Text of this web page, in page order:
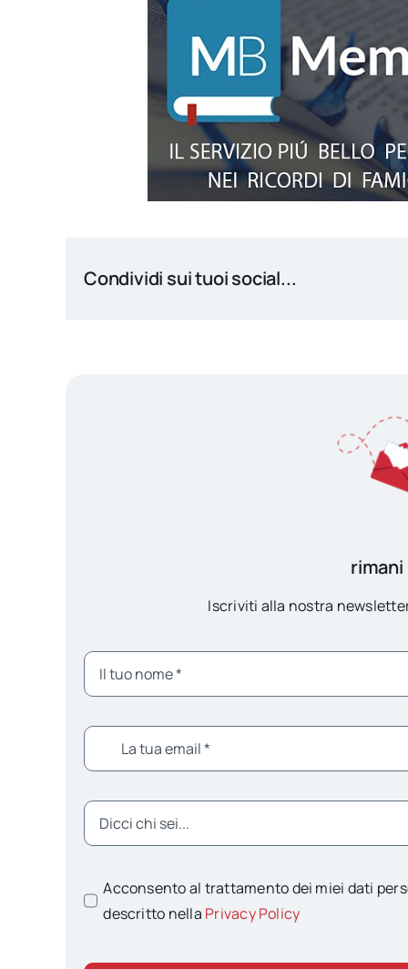
Condividi sui tuoi social...
Iscriviti alla nostra
Acconsento al trattamento dei miei dati
descritto nella Privacy Policy